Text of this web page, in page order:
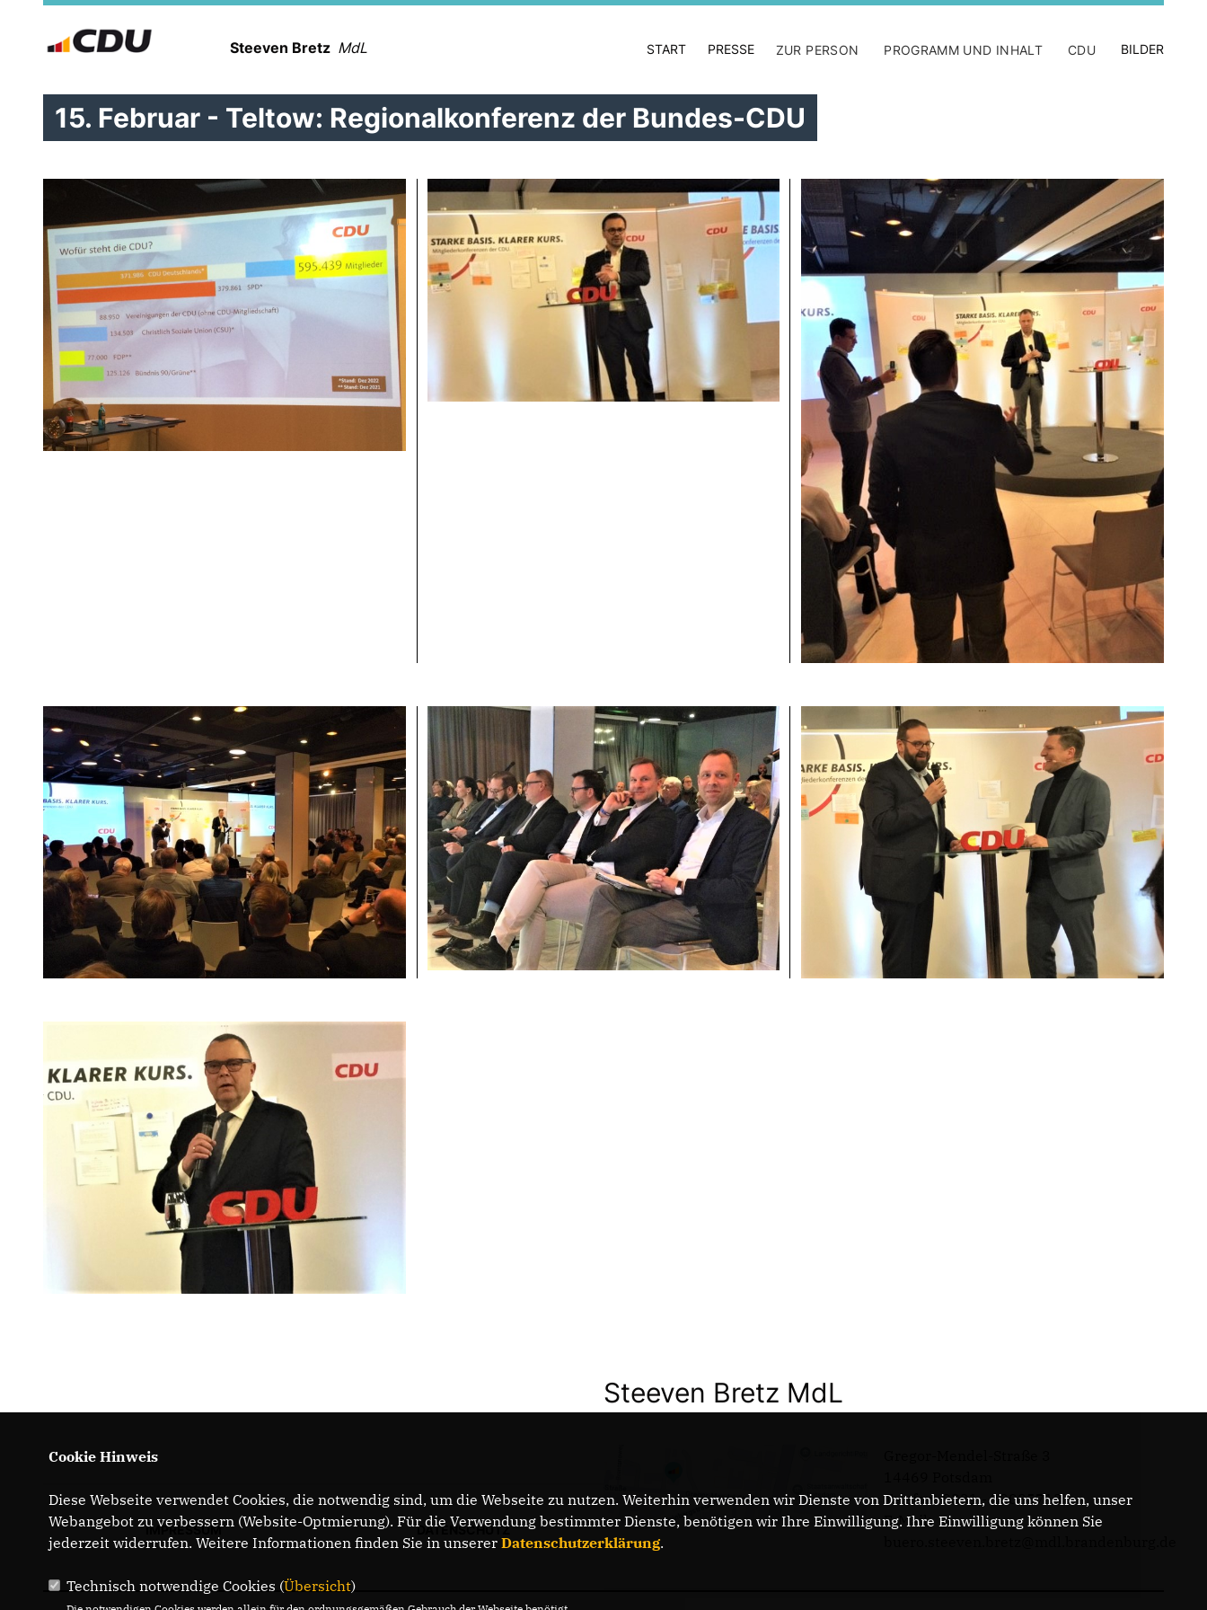
Steeven Bretz MdL START PRESSE ZUR PERSON PROGRAMM UND INHALT CDU BILDER
15. Februar - Teltow: Regionalkonferenz der Bundes-CDU
IMPRESSUM DATENSCHUTZ
Steeven Bretz MdL
Telefon: 0331 - 20085713
E-Mail:
Cookie Hinweis
Diese Webseite verwendet Cookies, die notwendig sind, um die Webseite zu nutzen. Weiterhin verwenden wir Dienste von Drittanbietern, die uns helfen, unser
Webangebot zu verbessern (Website-Optmierung). Für die Verwendung bestimmter Dienste, benötigen wir Ihre Einwilligung. Ihre Einwilligung können Sie
jederzeit widerrufen. Weitere Informationen finden Sie in unserer Datenschutzerklärung.
Technisch notwendige Cookies (Übersicht)